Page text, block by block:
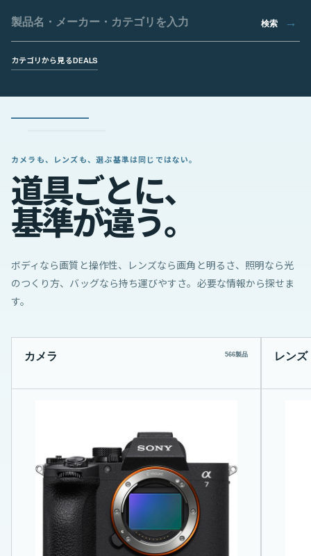
検索
カテゴリから見るDEALS
カメラも、レンズも、選ぶ基準は同じではない。
道具ごとに、
基準が違う。
ボディなら画質と操作性、レンズなら画角と明るさ、照明なら光
のつくり方、バッグなら持ち運びやすさ。必要な情報から探せま
す。
カメラ 566製品 レンズ